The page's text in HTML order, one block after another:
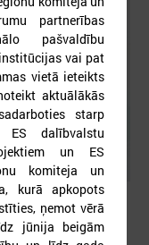
vienojas par
partnerības
pašvaldību
vai pat
vietā ieteikts
aktuālākās
starp
ES dalībvalstu
un ES
komiteja un
kurā apkopots
ņemot vērā
jūnija beigām